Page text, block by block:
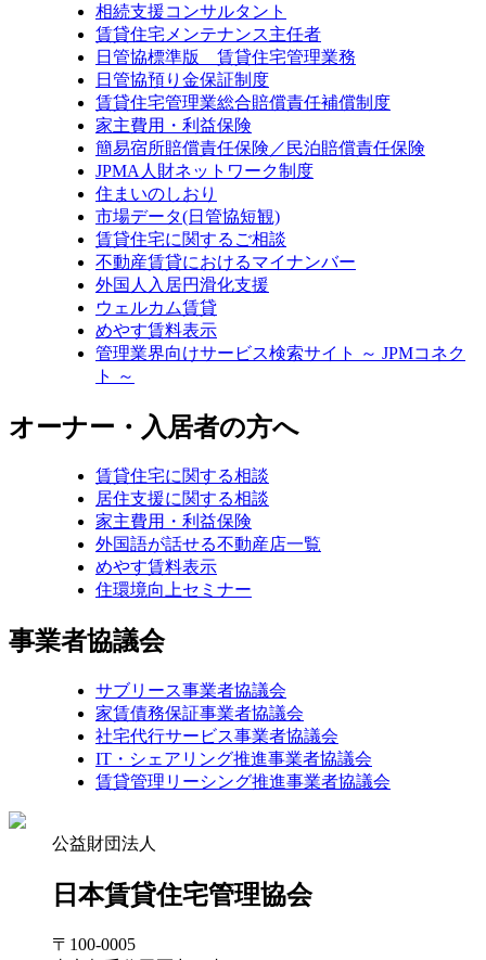
相続支援コンサルタント
賃貸住宅メンテナンス主任者
日管協標準版 賃貸住宅管理業務
日管協預り金保証制度
賃貸住宅管理業総合賠償責任補償制度
家主費用・利益保険
簡易宿所賠償責任保険／民泊賠償責任保険
JPMA人財ネットワーク制度
住まいのしおり
市場データ(日管協短観)
賃貸住宅に関するご相談
不動産賃貸におけるマイナンバー
外国人入居円滑化支援
ウェルカム賃貸
めやす賃料表示
管理業界向けサービス検索サイト ～ JPMコネク
ト ～
オーナー・入居者の方へ
賃貸住宅に関する相談
居住支援に関する相談
家主費用・利益保険
外国語が話せる不動産店一覧
めやす賃料表示
住環境向上セミナー
事業者協議会
サブリース事業者協議会
家賃債務保証事業者協議会
社宅代行サービス事業者協議会
IT・シェアリング推進事業者協議会
賃貸管理リーシング推進事業者協議会
公益財団法人
日本賃貸住宅管理協会
〒100-0005